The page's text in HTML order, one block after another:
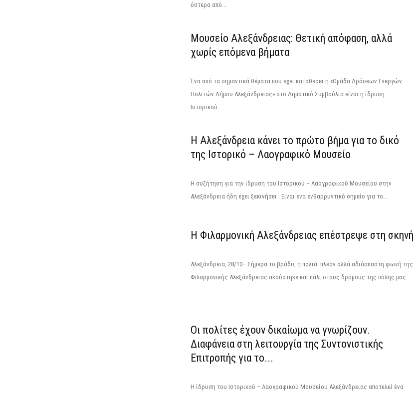
ύστερα από...
Μουσείο Αλεξάνδρειας: Θετική απόφαση, αλλά
χωρίς επόμενα βήματα
Ένα από τα σημαντικά θέματα που έχει καταθέσει η «Ομάδα Δράσεων Ενεργών
Πολιτών Δήμου Αλεξάνδρειας» στο Δημοτικό Συμβούλιο είναι η ίδρυση
Ιστορικού...
Η Αλεξάνδρεια κάνει το πρώτο βήμα για το δικό
της Ιστορικό – Λαογραφικό Μουσείο
Η συζήτηση για την ίδρυση του Ιστορικού – Λαογραφικού Μουσείου στην
Αλεξάνδρεια ήδη έχει ξεκινήσει . Είναι ένα ενθαρρυντικό σημείο για το...
Η Φιλαρμονική Αλεξάνδρειας επέστρεψε στη σκηνή
Αλεξάνδρεια, 28/10– Σήμερα το βράδυ, η παλιά πλέον αλλά αδιάσπαστη φωνή της
Φιλαρμονικής Αλεξάνδρειας ακούστηκε και πάλι στους δρόμους της πόλης μας....
Οι πολίτες έχουν δικαίωμα να γνωρίζουν.
Διαφάνεια στη λειτουργία της Συντονιστικής
Επιτροπής για το...
Η ίδρυση του Ιστορικού – Λαογραφικού Μουσείου Αλεξάνδρειας αποτελεί ένα